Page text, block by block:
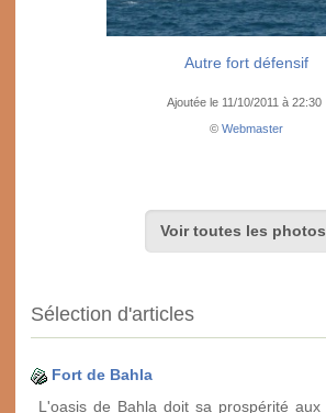
Autre fort défensif
Ajoutée le 11/10/2011 à 22:30
© Webmaster
Voir toutes les photos
Sélection d'articles
Fort de Bahla
L'oasis de Bahla doit sa prospérité aux